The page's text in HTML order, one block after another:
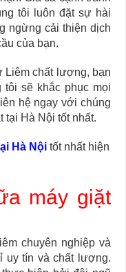
tôi luôn đặt sự hài
ngừng cải thiện dịch
của bạn.
Liêm chất lượng, bạn
tôi sẽ khắc phục mọi
hệ ngay với chúng
tại Hà Nội tốt nhất.
Hà Nội tốt nhất hiện
máy giặt
chuyên nghiệp và
uy tín và chất lượng.